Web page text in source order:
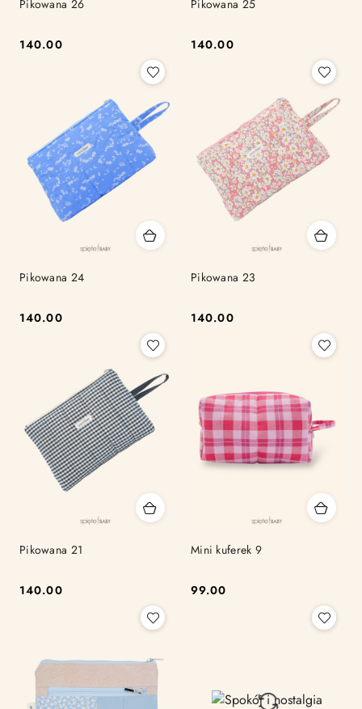
Pikowana 26
Cena:
140.00
Pikowana 25
Cena:
140.00
Pikowana 24
Cena:
140.00
Pikowana 23
Cena:
140.00
Pikowana 21
Cena:
140.00
Mini kuferek 9
Cena:
99.00